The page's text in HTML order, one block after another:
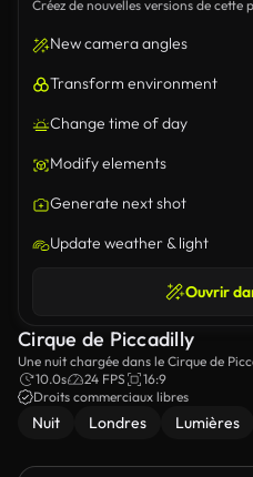
Créez de nouvelles versions de cette
New camera angles
Transform environment
Change time of day
Modify elements
Generate next shot
Update weather & light
Ouvrir
Cirque de Piccadilly
Une nuit chargée dans le Cirque de
remplissant la rue.
10.0s 24 FPS
16:9
Droits commerciaux libres
Nuit Londres Lumières